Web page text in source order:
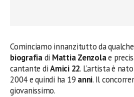
Cominciamo innanzitutto da
biografiadi Mattia Zenzolae
cantante diAmici 22. L’artista è
2004 e quindi ha 19 anni. Il
giovanissimo.